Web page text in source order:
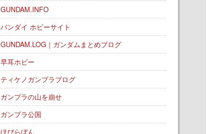
GUNDAM.INFO
バンダイ ホビーサイト
GUNDAM.LOG｜ガンダムまとめブログ
早耳ホビー
ティケノガンプラブログ
ガンプラの山を崩せ
ガンプラ公国
ほびらぼん